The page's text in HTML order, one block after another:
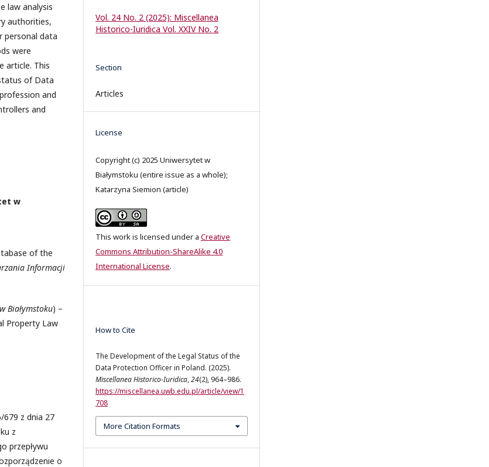
law analysis
authorities,
personal data
were
article. This
of Data
and
and
w
of the
Informacji
Białymstoku) –
Property Law
679 z dnia 27
z
przepływu
o
Vol. 24 No. 2 (2025): Miscellanea
Historico-Iuridica Vol. XXIV No. 2
Section
Articles
License
Copyright (c) 2025 Uniwersytet w
Białymstoku (entire issue as a whole);
Katarzyna Siemion (article)
This work is licensed under a Creative
Commons Attribution-ShareAlike 4.0
International License.
How to Cite
The Development of the Legal Status of the
Data Protection Officer in Poland. (2025).
Miscellanea Historico-Iuridica,24(2), 964–986.
https://miscellanea.uwb.edu.pl/article/view/1
708
More Citation Formats